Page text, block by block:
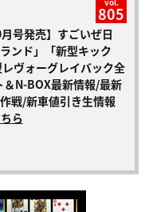
805
月号発売】すごいぜ日
ンド」「新型キック
ヴォーグレイバック全
N-BOX最新情報/最新
戦/新車値引き生情報
ら